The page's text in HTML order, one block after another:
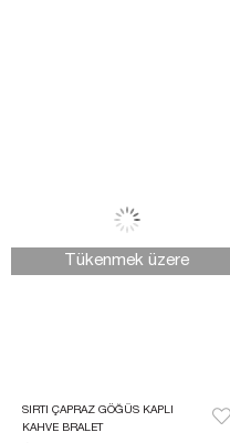
SIRTI ÇAPRAZ GÖĞÜS KAPLI
KAHVE BRALET
Tükenmek üzere